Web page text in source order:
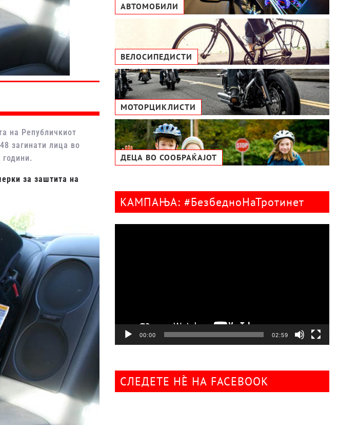
на Републичкиот
загинати лица во
за заштита на
АВТОМОБИЛИ
ВЕЛОСИПЕДИСТИ
МОТОРЦИКЛИСТИ
ДЕЦА ВО СООБРАЌАЈОТ
КАМПАЊА: #БезбедноНаТротинет
00:00 02:59
СЛЕДЕТЕ НÈ НА FACEBOOK